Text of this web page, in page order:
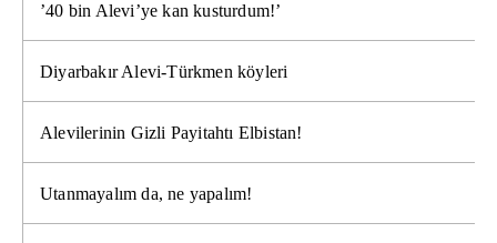
’40 bin Alevi’ye kan kusturdum!’
Diyarbakır Alevi-Türkmen köyleri
Alevilerinin Gizli Payitahtı Elbistan!
Utanmayalım da, ne yapalım!